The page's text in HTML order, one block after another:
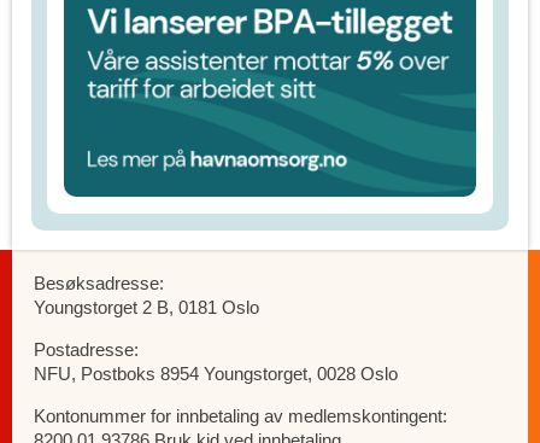
Besøksadresse:
Youngstorget 2 B, 0181 Oslo
Postadresse:
NFU, Postboks 8954 Youngstorget, 0028 Oslo
Kontonummer for innbetaling av medlemskontingent: